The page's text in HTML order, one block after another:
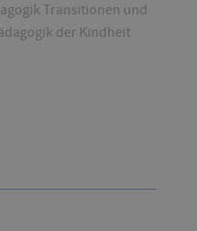
Transitionen und
der Kindheit